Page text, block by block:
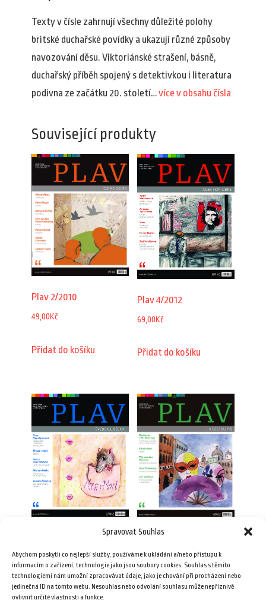
Spravovat Souhlas
Abychom poskytli co nejlepší služby, používáme k ukládání a/nebo přístupu k
informacím o zařízení, technologie jako jsou soubory cookies. Souhlas s těmito
technologiemi nám umožní zpracovávat údaje, jako je chování při procházení nebo
jedinečná ID na tomto webu. Nesouhlas nebo odvolání souhlasu může nepříznivě
ovlivnit určité vlastnosti a funkce.
Texty v čísle zahrnují všechny důležité polohy
britské duchařské povídky a ukazují různé způsoby
navozování děsu. Viktoriánské strašení, básně,
duchařský příběh spojený s detektivkou i literatura
podivna ze začátku 20. století…více v obsahu čísla
Související produkty
Plav 2/2010
49,00Kč
Přidat do košíku
Plav 4/2012
69,00Kč
Přidat do košíku
69,00Kč
Přidat do košíku
49,00Kč
Přidat do košíku